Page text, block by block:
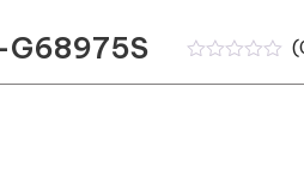
G68975S (